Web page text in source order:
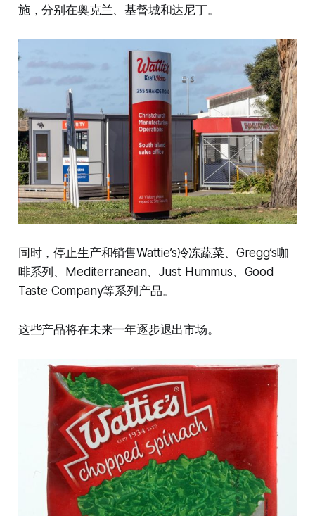
施，分别在奥克兰、基督城和达尼丁。
同时，停止生产和销售Wattie’s冷冻蔬菜、Gregg’s咖
啡系列、Mediterranean、Just Hummus、Good
Taste Company等系列产品。
这些产品将在未来一年逐步退出市场。